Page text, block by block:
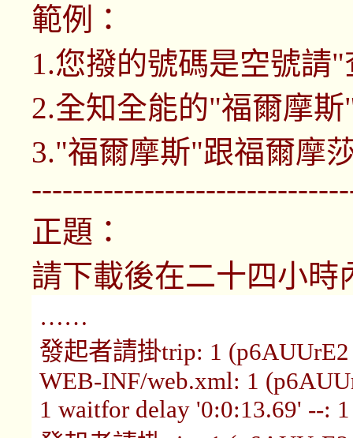
範例：
1.您撥的號碼是空號請
2.全知全能的"福爾摩
3."福爾摩斯"跟福爾摩
正題：
請下載後在二十四小時
……
發起者請掛trip: 1
WEB-INF/web.xml: 1
1 waitfor delay '0:0:13.69' --: